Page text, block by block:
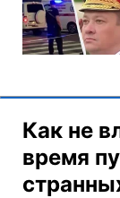
Как не
время